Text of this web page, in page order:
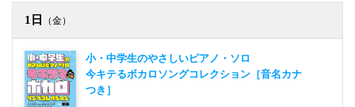
1日 （金）
小・中学生のやさしいピアノ・ソロ
今キテるボカロソングコレクション［音名カナ
つき］